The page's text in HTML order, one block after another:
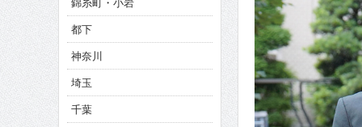
CINEMA×STYLE 286号
CINEMA×STYLE 285号
CINEMA×STYLE 294号
都下
神奈川
埼玉
千葉